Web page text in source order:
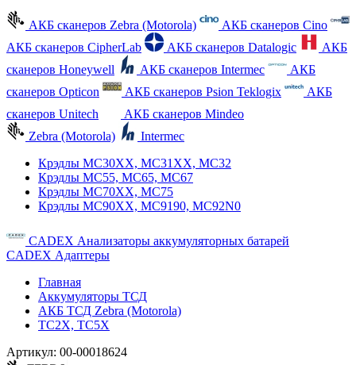
АКБ сканеров Zebra (Motorola)
АКБ сканеров Cino
АКБ сканеров CipherLab
АКБ сканеров Datalogic
АКБ
сканеров Honeywell
АКБ сканеров Intermec
АКБ
сканеров Opticon
АКБ сканеров Psion Teklogix
АКБ
сканеров Unitech
АКБ сканеров Mindeo
Zebra (Motorola)
Intermec
Крэдлы MC30XX, MC31XX, MC32
Крэдлы MC55, MC65, MC67
Крэдлы MC70XX, MC75
Крэдлы MC90XX, MC9190, MC92N0
CADEX Анализаторы аккумуляторных батарей
CADEX Адаптеры
Главная
Аккумуляторы ТСД
АКБ ТСД Zebra (Motorola)
TC2X, TC5X
Артикул: 00-00018624